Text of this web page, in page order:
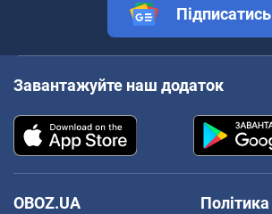
Підписатись
Завантажуйте наш додаток
OBOZ.UA
Політика